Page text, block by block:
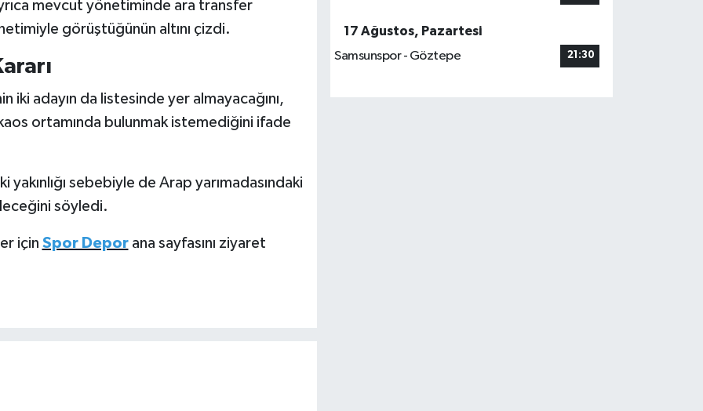
mevcut yönetiminde ara transfer
görüştüğünün altını çizdi.
iki adayın da listesinde yer almayacağını,
ortamında bulunmak istemediğini ifade
sebebiyle de Arap yarımadasındaki
söyledi.
için Spor Deporana sayfasını ziyaret
17 Ağustos, Pazartesi
Samsunspor - Göztepe
21:30